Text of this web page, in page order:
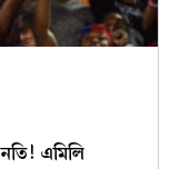
এমিলি